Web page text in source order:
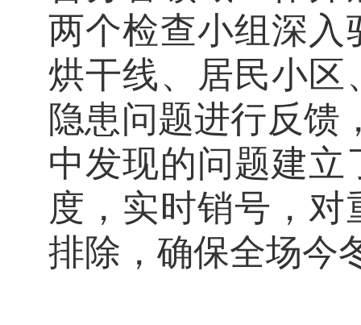
两个检查小组深入
烘干线、居民小区
隐患问题进行反馈
中发现的问题建
度，实时销号，
排除，确保全场今